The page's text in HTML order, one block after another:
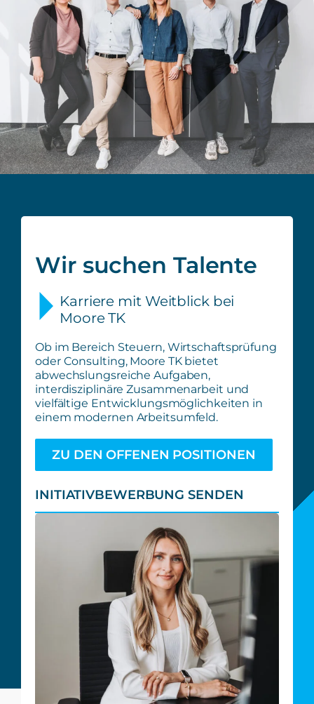
Wir suchen Talente
Karriere mit Weitblick bei
Moore TK
Ob im Bereich Steuern, Wirtschaftsprüfung
oder Consulting, Moore TK bietet
abwechslungsreiche Aufgaben,
interdisziplinäre Zusammenarbeit und
vielfältige Entwicklungsmöglichkeiten in
einem modernen Arbeitsumfeld.
ZU DEN OFFENEN POSITIONEN
INITIATIVBEWERBUNG SENDEN